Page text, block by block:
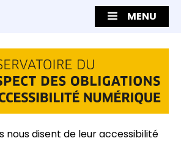
MENU
nous disent de leur accessibilité